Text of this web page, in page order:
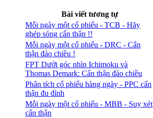
Bài viết tương tự
Mỗi ngày một cổ phiếu - TCB - Hãy
ghép sóng cẩn thận !!
Mỗi ngày một cổ phiếu - DRC - Cẩn
thận đảo chiều !
FPT Dưới góc nhìn Ichimoku và
Thomas Demark: Cẩn thận đảo chiều
Phân tích cổ phiếu hàng ngày - PPC cẩn
thận đu đỉnh
Mỗi ngày một cổ phiếu - MBB - Suy xét
cẩn thận